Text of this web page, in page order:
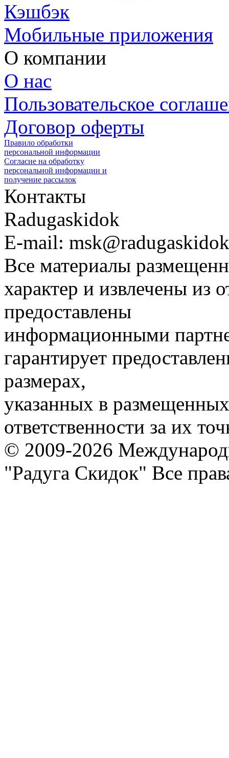
Кэшбэк
Мобильные приложения
О компании
О нас
Пользовательское
Договор оферты
Правило обработки
персональной информации
Согласие на обработку
персональной информации и
получение рассылок
Контакты
Radugaskidok
E-mail:
Все материалы
характер и извлечены из
предоставлены
информационными
гарантирует
размерах,
указанных в
ответственности за их
© 2009-2026
"Радуга Скидок" Все